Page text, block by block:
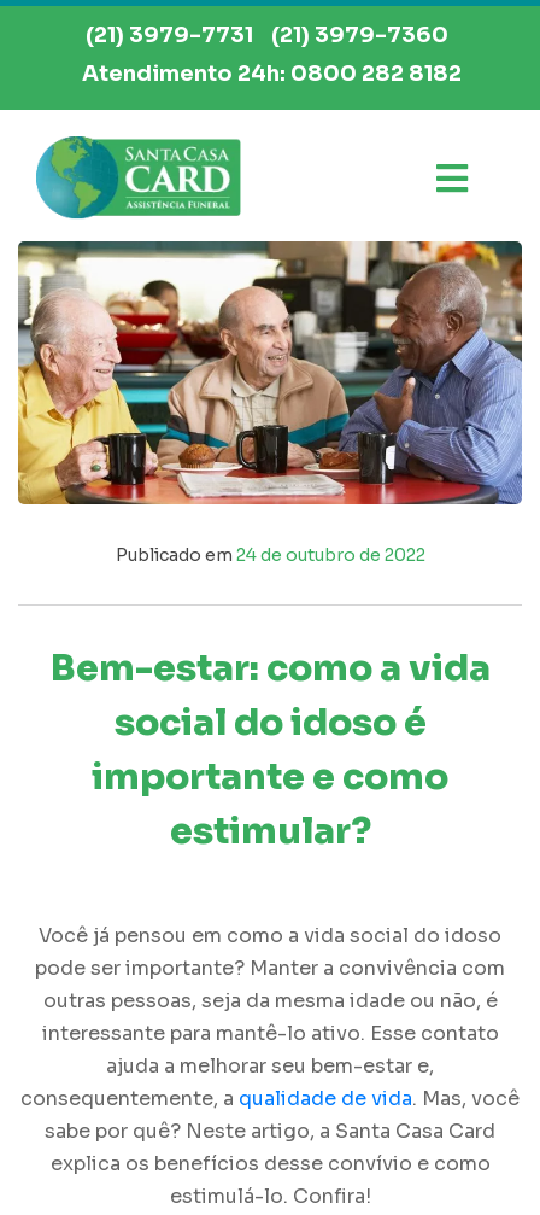
(21) 3979-7731
(21) 3979-7360
Atendimento 24h: 0800 282 8182
Publicado em 24 de outubro de 2022
Bem-estar: como a vida
social do idoso é
importante e como
estimular?
Você já pensou em como a vida social do idoso
pode ser importante? Manter a convivência com
outras pessoas, seja da mesma idade ou não, é
interessante para mantê-lo ativo. Esse contato
ajuda a melhorar seu bem-estar e,
consequentemente, a qualidade de vida. Mas, você
sabe por quê? Neste artigo, a Santa Casa Card
explica os benefícios desse convívio e como
estimulá-lo. Confira!